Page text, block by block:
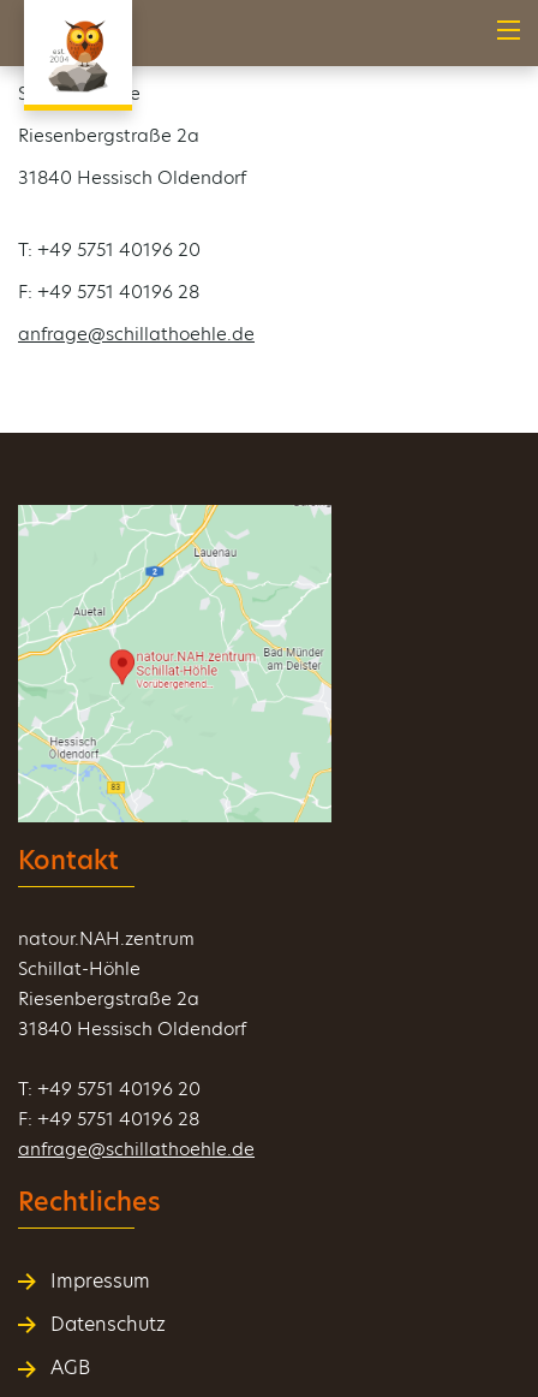
natour.NAH.zentrum
Schillat-Höhle
Riesenbergstraße 2a
31840 Hessisch Oldendorf
T: +49 5751 40196 20
F: +49 5751 40196 28
anfrage@schillathoehle.de
Kontakt
natour.NAH.zentrum
Schillat-Höhle
Riesenbergstraße 2a
31840 Hessisch Oldendorf
T: +49 5751 40196 20
F: +49 5751 40196 28
anfrage@schillathoehle.de
Rechtliches
Impressum
Datenschutz
AGB